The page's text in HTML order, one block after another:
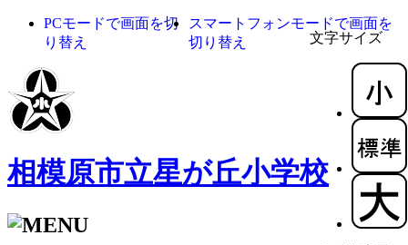
文字サイズ
PCモードで画面を切
り替え
スマートフォンモードで画面を
切り替え
相模原市立星が丘小学校